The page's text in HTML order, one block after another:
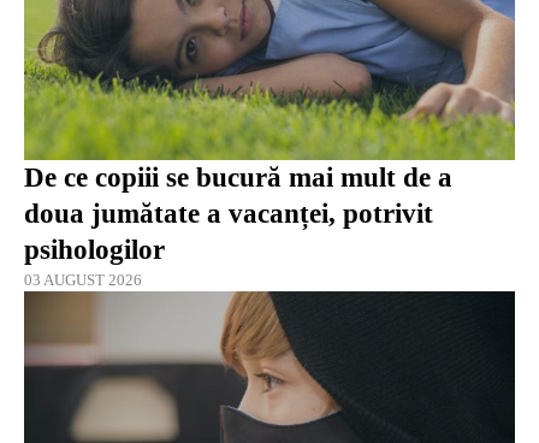
De ce copiii se bucură mai mult de a
doua jumătate a vacanței, potrivit
psihologilor
03 AUGUST 2026